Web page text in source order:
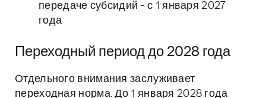
передаче субсидий - с 1 января 2027
года
Переходный период до 2028 года
Отдельного внимания заслуживает
переходная норма. До 1 января 2028 года